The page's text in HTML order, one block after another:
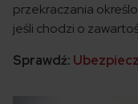
przekraczania
jeśli chodzi o
Sprawdź: